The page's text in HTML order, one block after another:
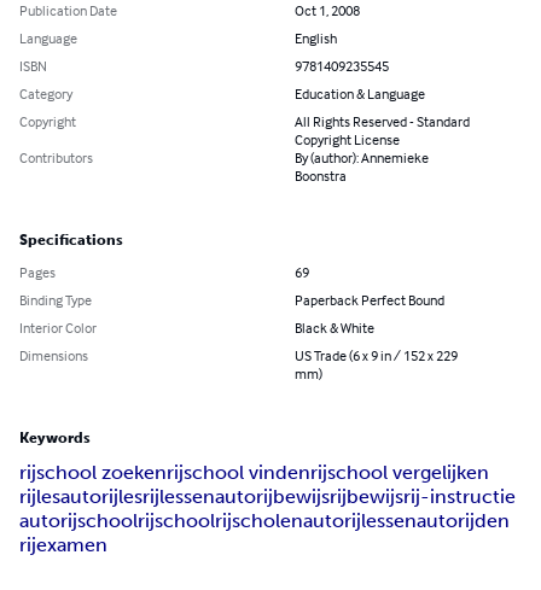
Publication Date
Oct 1, 2008
Language
English
ISBN
9781409235545
Category
Education & Language
Copyright
All Rights Reserved - Standard
Copyright License
Contributors
By (author): Annemieke
Boonstra
Specifications
Pages
69
Binding Type
Paperback Perfect Bound
Interior Color
Black & White
Dimensions
US Trade (6 x 9 in / 152 x 229
mm)
Keywords
rijschool zoekenrijschool vindenrijschool vergelijken
rijlesautorijlesrijlessenautorijbewijsrijbewijsrij-instructie
autorijschoolrijschoolrijscholenautorijlessenautorijden
rijexamen